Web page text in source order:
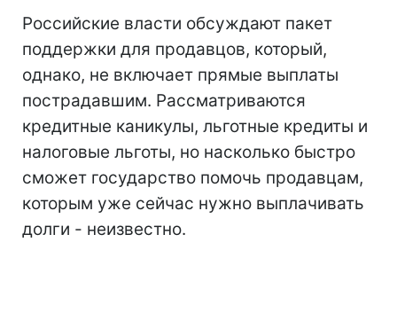
Российские власти обсуждают пакет
поддержки для продавцов, который,
однако, не включает прямые выплаты
пострадавшим. Рассматриваются
кредитные каникулы, льготные кредиты и
налоговые льготы, но насколько быстро
сможет государство помочь продавцам,
которым уже сейчас нужно выплачивать
долги - неизвестно.